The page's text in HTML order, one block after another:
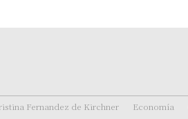
Fernandez de Kirchner Economía